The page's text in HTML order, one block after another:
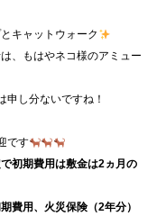
キャットウォーク
、もはやネコ様のアミュー
申し分ないですね！
です
初期費用は敷金は2ヵ月の
費用、火災保険（2年分）